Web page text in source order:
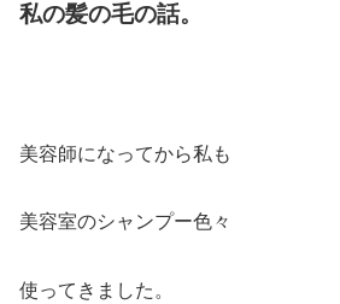
私の髪の毛の話。
美容師になってから私も
美容室のシャンプー色々
使ってきました。